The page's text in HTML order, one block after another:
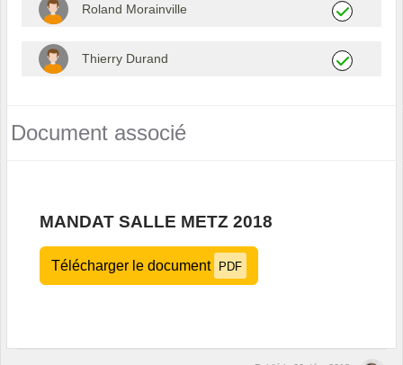
Roland Morainville
Thierry Durand
Document associé
MANDAT SALLE METZ 2018
Télécharger le document PDF